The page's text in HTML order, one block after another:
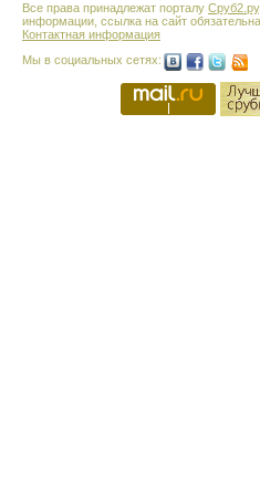
Все права принадлежат порталу Сруб2.ру
информации, ссылка на сайт
Контактная информация
Мы в социальных сетях: